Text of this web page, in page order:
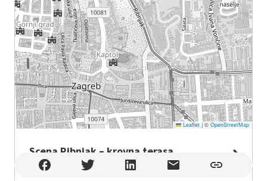
Leaflet |© OpenStreetMap
Scena Ribnjak – krovna terasa
Scena Ribnjak – krovna terasa , Zagreb